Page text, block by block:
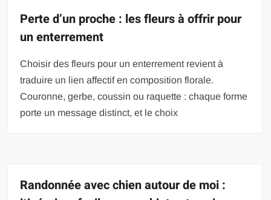
Perte d’un proche : les fleurs à offrir pour
un enterrement
Choisir des fleurs pour un enterrement revient à
traduire un lien affectif en composition florale.
Couronne, gerbe, coussin ou raquette : chaque forme
porte un message distinct, et le choix
Randonnée avec chien autour de moi :